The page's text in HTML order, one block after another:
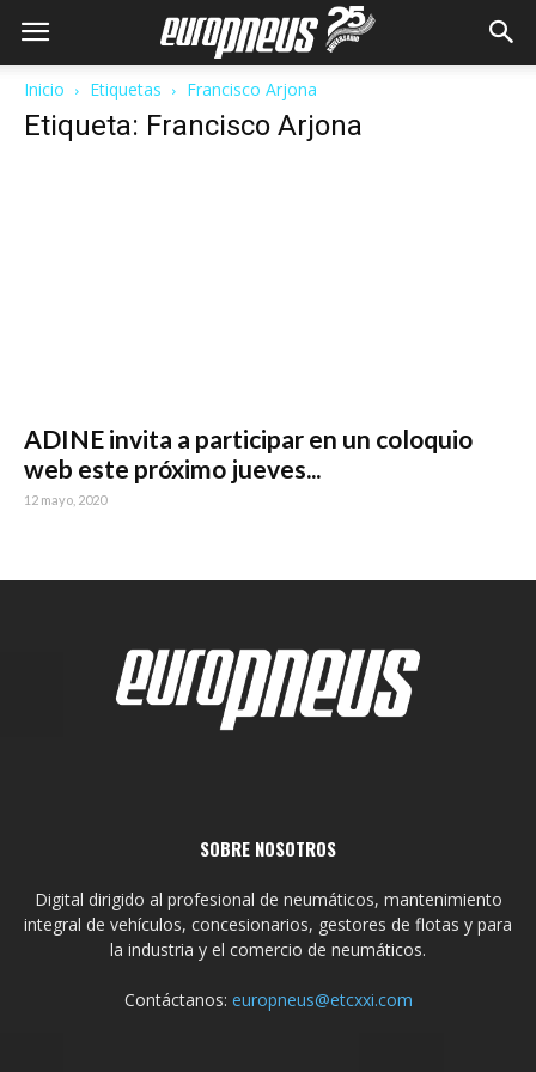
Inicio Etiquetas Francisco Arjona
Etiqueta: Francisco Arjona
ADINE invita a participar en un coloquio
web este próximo jueves...
12 mayo, 2020
SOBRE NOSOTROS
Digital dirigido al profesional de neumáticos, mantenimiento
integral de vehículos, concesionarios, gestores de flotas y para
la industria y el comercio de neumáticos.
Contáctanos: europneus@etcxxi.com